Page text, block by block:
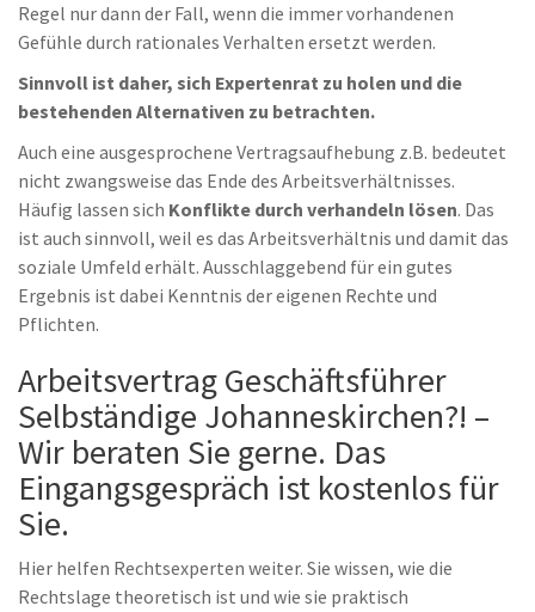
Regel nur dann der Fall, wenn die immer vorhandenen
Gefühle durch rationales Verhalten ersetzt werden.
Sinnvoll ist daher, sich Expertenrat zu holen und die
bestehenden Alternativen zu betrachten.
Auch eine ausgesprochene Vertragsaufhebung z.B. bedeutet
nicht zwangsweise das Ende des Arbeitsverhältnisses.
Häufig lassen sich Konflikte durch verhandeln lösen. Das
ist auch sinnvoll, weil es das Arbeitsverhältnis und damit das
soziale Umfeld erhält. Ausschlaggebend für ein gutes
Ergebnis ist dabei Kenntnis der eigenen Rechte und
Pflichten.
Arbeitsvertrag Geschäftsführer
Selbständige Johanneskirchen?! –
Wir beraten Sie gerne. Das
Eingangsgespräch ist kostenlos für
Sie.
Hier helfen Rechtsexperten weiter. Sie wissen, wie die
Rechtslage theoretisch ist und wie sie praktisch